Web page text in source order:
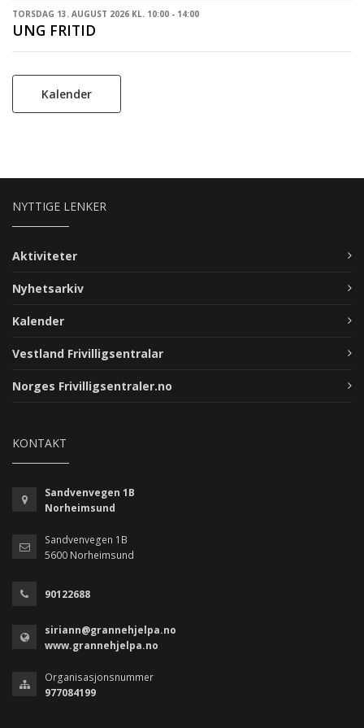
TORSDAG 13. AUGUST 2026 KL. 10:00 - 14:00
UNG FRITID
Kalender
NYTTIGE LENKER
Aktiviteter
Nyhetsarkiv
Kalender
Vestland Frivilligsentralar
Norges Frivilligsentraler.no
KONTAKT
Sandvenvegen 1B
Norheimsund
Sandvenvegen 1B
5600 Norheimsund
90122688
siriann@grannehjelpa.no
www.grannehjelpa.no
Organisasjonsnummer
977084199